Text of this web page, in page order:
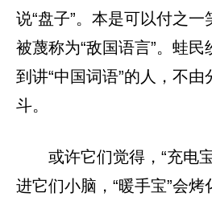
说“盘子”。本是可以付之
被蔑称为“敌国语言”。蛙
到讲“中国词语”的人，不
斗。
或许它们觉得，“充电
进它们小脑，“暖手宝”会烤